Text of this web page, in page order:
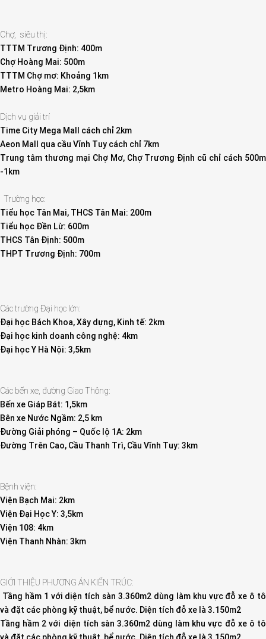
Chợ, siêu thị:
TTTM Trương Định: 400m
Chợ Hoàng Mai: 500m
TTTM Chợ mơ: Khoảng 1km
Metro Hoàng Mai: 2,5km
Dịch vụ giải trí
Time City Mega Mall cách chỉ 2km
Aeon Mall qua cầu Vĩnh Tuy cách chỉ 7km
Trung tâm thương mại Chợ Mơ, Chợ Trương Định cũ chỉ cách 500m
-1km
Trường học:
Tiểu học Tân Mai, THCS Tân Mai: 200m
Tiểu học Đền Lừ: 600m
THCS Tân Định: 500m
THPT Trương Định: 700m
Các trường Đại học lớn:
Đại học Bách Khoa, Xây dựng, Kinh tế: 2km
Đại học kinh doanh công nghệ: 4km
Đại học Y Hà Nội: 3,5km
Các bến xe, đường Giao Thông:
Bến xe Giáp Bát: 1,5km
Bên xe Nước Ngầm: 2,5 km
Đường Giải phóng – Quốc lộ 1A: 2km
Đường Trên Cao, Cầu Thanh Trì, Cầu Vĩnh Tuy: 3km
Bệnh viện:
Viện Bạch Mai: 2km
Viện Đại Học Y: 3,5km
Viện 108: 4km
Viện Thanh Nhàn: 3km
GIỚI THIỆU PHƯƠNG ÁN KIẾN TRÚC:
Tầng hầm 1 với diện tích sàn 3.360m2 dùng làm khu vực đỗ xe ô tô
và đặt các phòng kỹ thuật, bể nước. Diện tích đỗ xe là 3.150m2
Tầng hầm 2 với diện tích sàn 3.360m2 dùng làm khu vực đỗ xe ô tô